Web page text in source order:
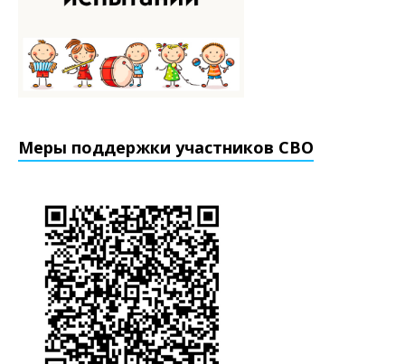
Меры поддержки участников СВО